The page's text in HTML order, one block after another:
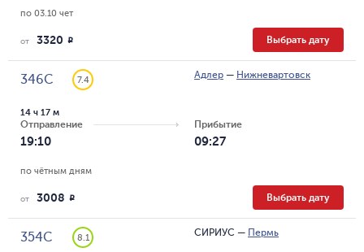
по 03.10 чет
от 3320 R Выбрать дату
346С 7.4 Адлер — Нижневартовск
Отправление
19:10
14 ч 17 м
Прибытие
09:27
по чётным дням
от 3008 R Выбрать дату
354С 8.1 СИРИУС — Пермь